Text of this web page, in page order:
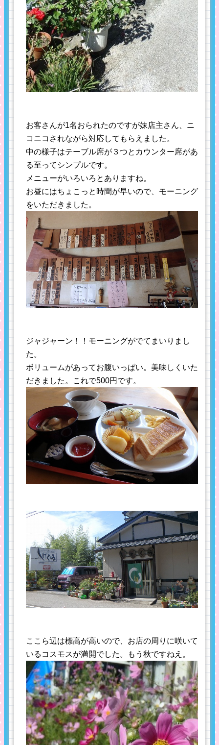
お客さんが1名おられたのですが妹店主さん、ニ
コニコされながら対応してもらえました。
中の様子はテーブル席が３つとカウンター席があ
る至ってシンプルです。
メニューがいろいろとありますね。
お昼にはちょこっと時間が早いので、モーニング
をいただきました。
ジャジャーン！！モーニングがでてまいりまし
た。
ボリュームがあってお腹いっぱい。美味しくいた
だきました。これで500円です。
ここら辺は標高が高いので、お店の周りに咲いて
いるコスモスが満開でした。もう秋ですねえ。